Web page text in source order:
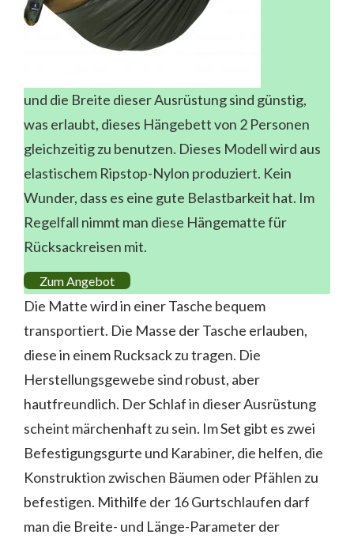
und die Breite dieser Ausrüstung sind günstig,
was erlaubt, dieses Hängebett von 2 Personen
gleichzeitig zu benutzen. Dieses Modell wird aus
elastischem Ripstop-Nylon produziert. Kein
Wunder, dass es eine gute Belastbarkeit hat. Im
Regelfall nimmt man diese Hängematte für
Rücksackreisen mit.
Zum Angebot
Die Matte wird in einer Tasche bequem
transportiert. Die Masse der Tasche erlauben,
diese in einem Rucksack zu tragen. Die
Herstellungsgewebe sind robust, aber
hautfreundlich. Der Schlaf in dieser Ausrüstung
scheint märchenhaft zu sein. Im Set gibt es zwei
Befestigungsgurte und Karabiner, die helfen, die
Konstruktion zwischen Bäumen oder Pfählen zu
befestigen. Mithilfe der 16 Gurtschlaufen darf
man die Breite- und Länge-Parameter der